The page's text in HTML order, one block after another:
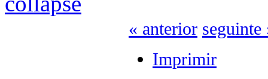
« anterior seguinte
Imprimir